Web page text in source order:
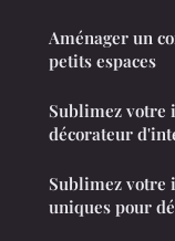
Aménager un
petits espaces
Sublimez votre
décorateur
Sublimez votre
uniques pour